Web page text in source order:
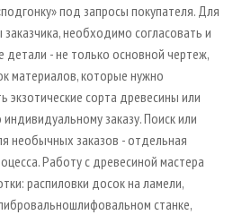
под запросы покупателя. Для
необходимо согласовать и
детали - не только основной чертеж,
материалов, которые нужно
экзотические сорта древесины или
заказу. Поиск или
необычных заказов - отдельная
Работу с древесиной мастера
распиловки досок на ламели,
станке,